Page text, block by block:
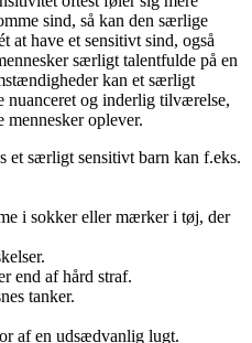
sind, så kan den særlige
at have et sensitivt sind, også
særligt talentfulde på en
kan et særligt
nuanceret og inderlig tilværelse,
mennesker oplever.
et særligt sensitivt barn kan f.eks.
i sokker eller mærker i tøj, der
end af hård straf.
tanker.
af en udsædvanlig lugt.